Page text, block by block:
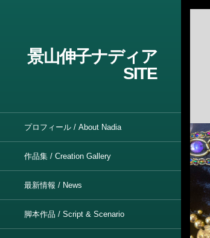
景山伸子ナディア
SITE
プロフィール / About Nadia
作品集 / Creation Gallery
最新情報 / News
脚本作品 / Script & Scenario